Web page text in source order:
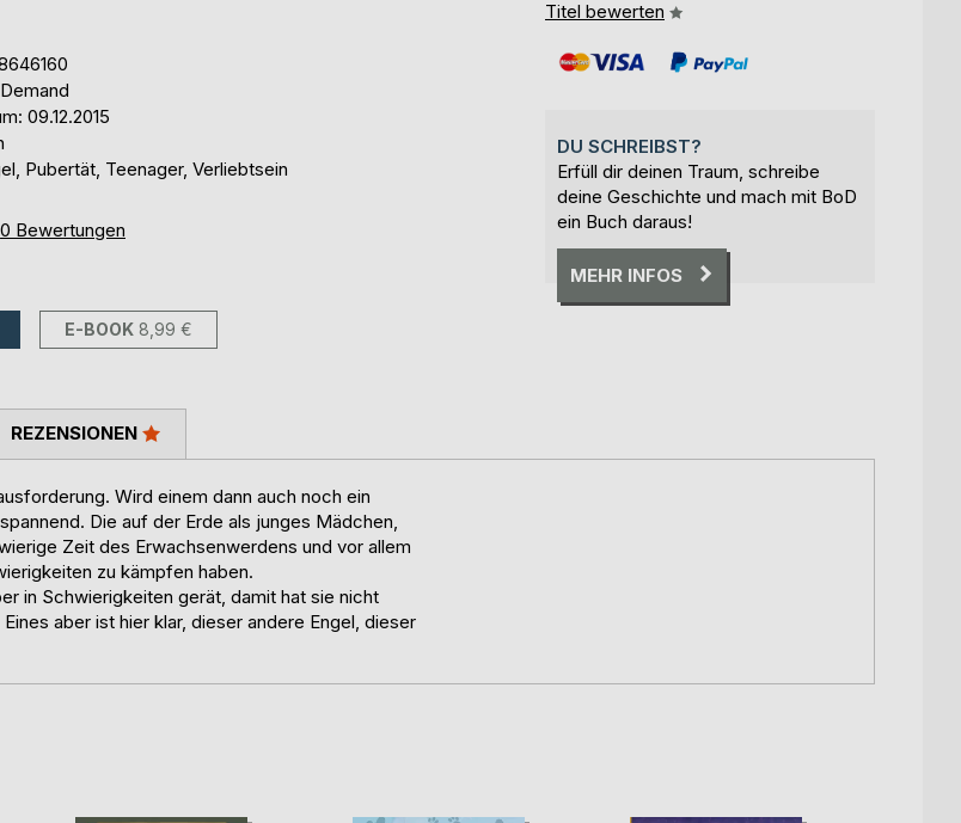
09.12.2015
Pubertät, Teenager, Verliebtsein
0 Bewertungen
E-BOOK 8,99 €
Titel bewerten
DU SCHREIBST?
Erfüll dir deinen Traum, schreibe
deine Geschichte und mach mit BoD
ein Buch daraus!
MEHR INFOS
Wird einem dann auch noch ein
Die auf der Erde als junges Mädchen,
Zeit des Erwachsenwerdens und vor allem
zu kämpfen haben.
in Schwierigkeiten gerät, damit hat sie nicht
aber ist hier klar, dieser andere Engel, dieser
REZENSIONEN